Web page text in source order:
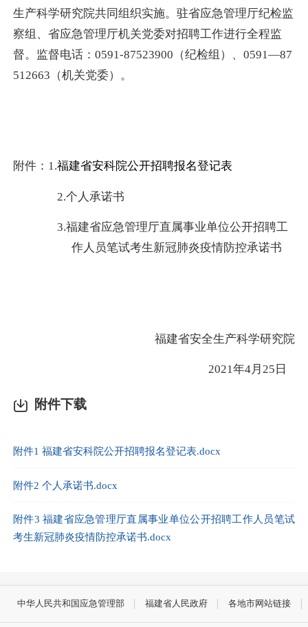
生产科学研究院共同组织实施。驻省应急管理厅纪检监
察组、省应急管理厅机关党委对招聘工作进行全程监
督。监督电话： 0591-87523900 （纪检组）、 0591—87
512663 （机关党委）。
附件： 1.福建省安科院公开招聘报名登记表
2.个人承诺书
3.福建省应急管理厅直属事业单位公开招聘工
作人员笔试考生新冠肺炎疫情防控承诺书
福建省安全生产科学研究院
2021年4月 25 日
附件下载
附件1 福建省安科院公开招聘报名登记表.docx
附件2 个人承诺书.docx
附件3 福建省应急管理厅直属事业单位公开招聘工作人员笔试
考生新冠肺炎疫情防控承诺书.docx
中华人民共和国应急管理部 福建省人民政府 各地市网站链接